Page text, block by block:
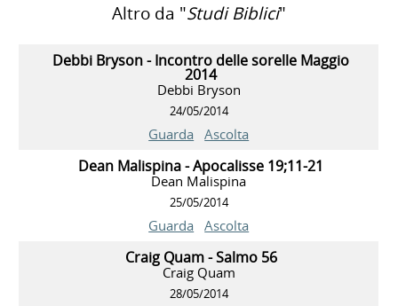
Altro da "Studi Biblici"
Debbi Bryson - Incontro delle sorelle Maggio
2014
Debbi Bryson
24/05/2014
Guarda Ascolta
Dean Malispina - Apocalisse 19;11-21
Dean Malispina
25/05/2014
Guarda Ascolta
Craig Quam - Salmo 56
Craig Quam
28/05/2014